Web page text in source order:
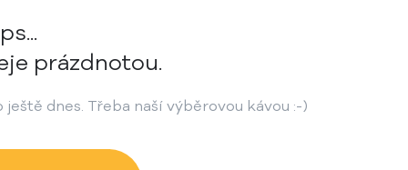
prázdnotou.
dnes. Třeba naší výběrovou kávou :-)